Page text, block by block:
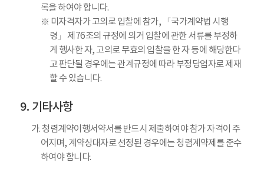
록을 하여야 합니다.
※ 미자격자가 고의로 입찰에 참가, 「국가계약법 시행
령」 제76조의 규정에 의거 입찰에 관한 서류를 부정하
게 행사한 자, 고의로 무효의 입찰을 한 자 등에 해당한다
고 판단될 경우에는 관계규정에 따라 부정당업자로 제재
할 수 있습니다.
기타사항
가. 청렴계약이행서약서를 반드시 제출하여야 참가 자격이 주
어지며, 계약상대자로 선정된 경우에는 청렴계약제를 준수
하여야 합니다.